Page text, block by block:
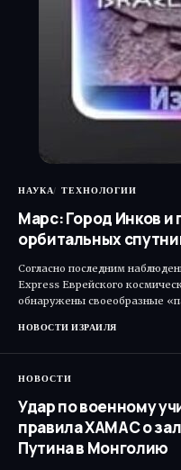
НАУКА ТЕХНОЛОГИИ
Марс: Город Инков и
орбитальных
Согласно последним
Express Еврейского
обнаружены своеобразные
НОВОСТИ ИЗРАИЛЯ
НОВОСТИ
Удар по военному
правила ХАМАС о
Путина в Монголию